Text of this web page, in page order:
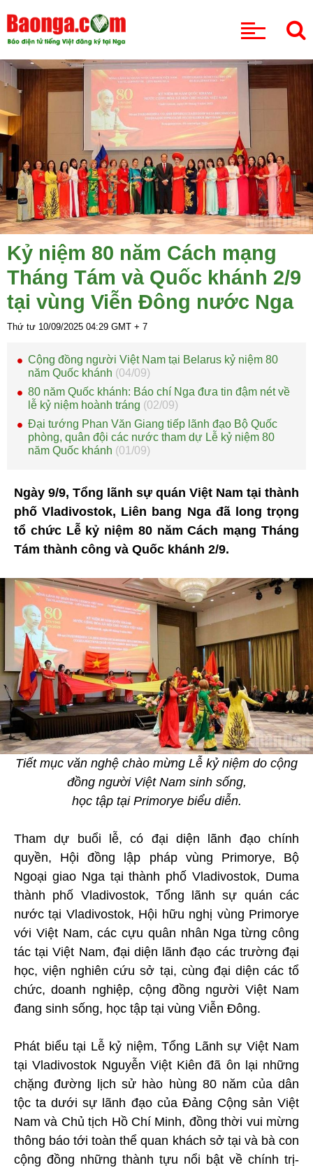
Kỷ niệm 80 năm Cách mạng
Tháng Tám và Quốc khánh 2/9
tại vùng Viễn Đông nước Nga
Thứ tư 10/09/2025 04:29 GMT + 7
Cộng đồng người Việt Nam tại Belarus kỷ niệm 80
năm Quốc khánh (04/09)
80 năm Quốc khánh: Báo chí Nga đưa tin đậm nét về
lễ kỷ niệm hoành tráng (02/09)
Đại tướng Phan Văn Giang tiếp lãnh đạo Bộ Quốc
phòng, quân đội các nước tham dự Lễ kỷ niệm 80
năm Quốc khánh (01/09)
Ngày 9/9, Tổng lãnh sự quán Việt Nam tại thành
phố Vladivostok, Liên bang Nga đã long trọng
tổ chức Lễ kỷ niệm 80 năm Cách mạng Tháng
Tám thành công và Quốc khánh 2/9.
Tiết mục văn nghệ chào mừng Lễ kỷ niệm do cộng
đồng người Việt Nam sinh sống,
học tập tại Primorye biểu diễn.
Tham dự buổi lễ, có đại diện lãnh đạo chính
quyền, Hội đồng lập pháp vùng Primorye, Bộ
Ngoại giao Nga tại thành phố Vladivostok, Duma
thành phố Vladivostok, Tổng lãnh sự quán các
nước tại Vladivostok, Hội hữu nghị vùng Primorye
với Việt Nam, các cựu quân nhân Nga từng công
tác tại Việt Nam, đại diện lãnh đạo các trường đại
học, viện nghiên cứu sở tại, cùng đại diện các tổ
chức, doanh nghiệp, cộng đồng người Việt Nam
đang sinh sống, học tập tại vùng Viễn Đông.
Phát biểu tại Lễ kỷ niệm, Tổng Lãnh sự Việt Nam
tại Vladivostok Nguyễn Việt Kiên đã ôn lại những
chặng đường lịch sử hào hùng 80 năm của dân
tộc ta dưới sự lãnh đạo của Đảng Cộng sản Việt
Nam và Chủ tịch Hồ Chí Minh, đồng thời vui mừng
thông báo tới toàn thể quan khách sở tại và bà con
cộng đồng những thành tựu nổi bật về chính trị-